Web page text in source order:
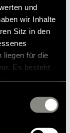
und
wir Inhalte
Sitz in den
liegen für die
Es besteht
Daten für
finden Sie in